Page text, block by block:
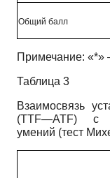
Общий балл
Примечание: «*»
Таблица 3
Взаимосвязь
(TTF—ATF) с
умений (тест